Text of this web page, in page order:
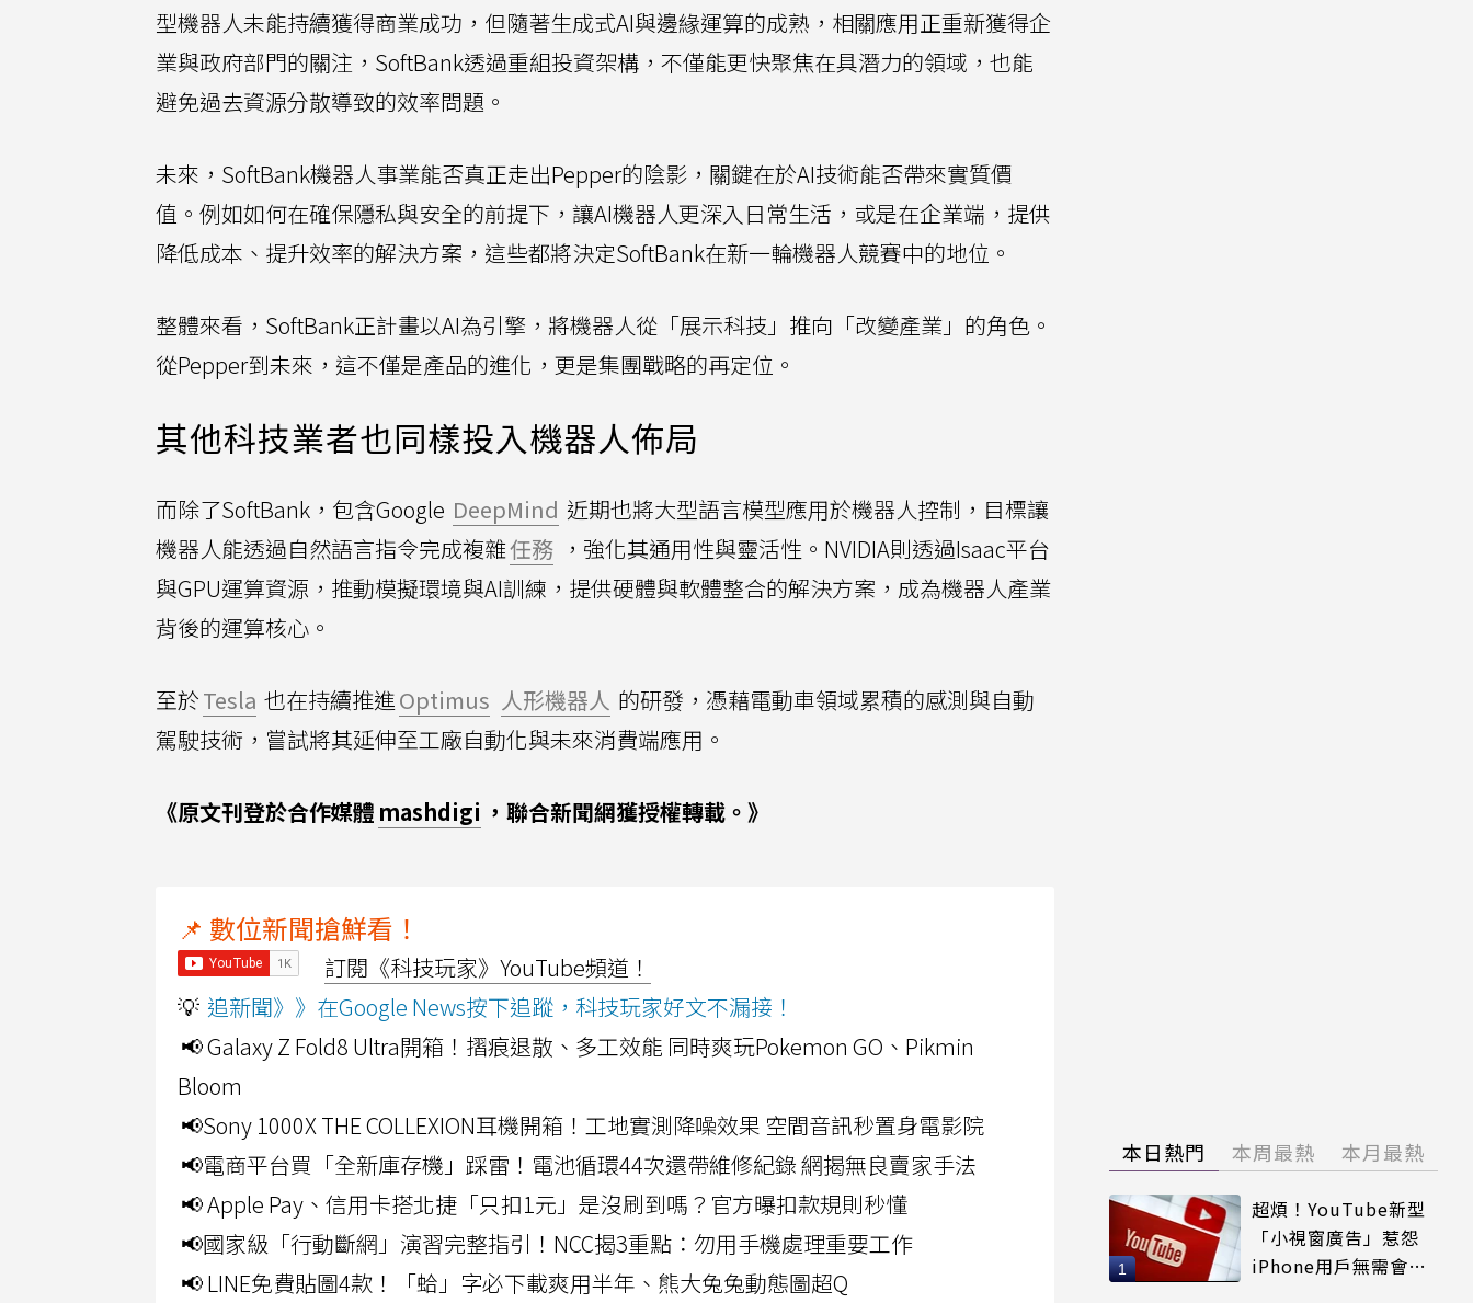
型機器人未能持續獲得商業成功，但隨著生成式AI與邊緣運算的成熟，相關應用正重新獲得企
業與政府部門的關注，SoftBank透過重組投資架構，不僅能更快聚焦在具潛力的領域，也能
避免過去資源分散導致的效率問題。
未來，SoftBank機器人事業能否真正走出Pepper的陰影，關鍵在於AI技術能否帶來實質價
值。例如如何在確保隱私與安全的前提下，讓AI機器人更深入日常生活，或是在企業端，提供
降低成本、提升效率的解決方案，這些都將決定SoftBank在新一輪機器人競賽中的地位。
整體來看，SoftBank正計畫以AI為引擎，將機器人從「展示科技」推向「改變產業」的角色。
從Pepper到未來，這不僅是產品的進化，更是集團戰略的再定位。
其他科技業者也同樣投入機器人佈局
而除了SoftBank，包含Google DeepMind 近期也將大型語言模型應用於機器人控制，目標讓
機器人能透過自然語言指令完成複雜任務 ，強化其通用性與靈活性。NVIDIA則透過Isaac平台
與GPU運算資源，推動模擬環境與AI訓練，提供硬體與軟體整合的解決方案，成為機器人產業
背後的運算核心。
至於Tesla 也在持續推進Optimus 人形機器人 的研發，憑藉電動車領域累積的感測與自動
駕駛技術，嘗試將其延伸至工廠自動化與未來消費端應用。
《原文刊登於合作媒體 mashdigi ，聯合新聞網獲授權轉載。》
📌 數位新聞搶鮮看！
訂閱《科技玩家》YouTube頻道！
💡 追新聞》》在Google News按下追蹤，科技玩家好文不漏接！
📢 Galaxy Z Fold8 Ultra開箱！摺痕退散、多工效能 同時爽玩Pokemon GO、Pikmin
Bloom
📢Sony 1000X THE COLLEXION耳機開箱！工地實測降噪效果 空間音訊秒置身電影院
📢電商平台買「全新庫存機」踩雷！電池循環44次還帶維修紀錄 網揭無良賣家手法
📢 Apple Pay、信用卡搭北捷「只扣1元」是沒刷到嗎？官方曝扣款規則秒懂
📢國家級「行動斷網」演習完整指引！NCC揭3重點：勿用手機處理重要工作
📢 LINE免費貼圖4款！「蛤」字必下載爽用半年、熊大兔兔動態圖超Q
本日熱門 本周最熱 本月最熱
超煩！YouTube新型
「小視窗廣告」惹怨
iPhone用戶無需會員